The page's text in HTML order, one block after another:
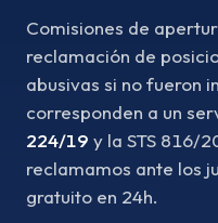
Comisiones de
reclamación de
abusivas si no fueron
corresponden a un
224/19 y la STS 816/
reclamamos ante los
gratuito en 24h.